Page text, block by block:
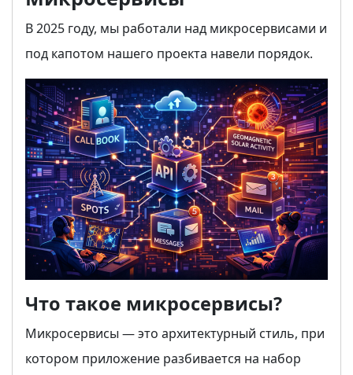
В 2025 году, мы работали над микросервисами и
под капотом нашего проекта навели порядок.
Что такое микросервисы?
Микросервисы — это архитектурный стиль, при
котором приложение разбивается на набор